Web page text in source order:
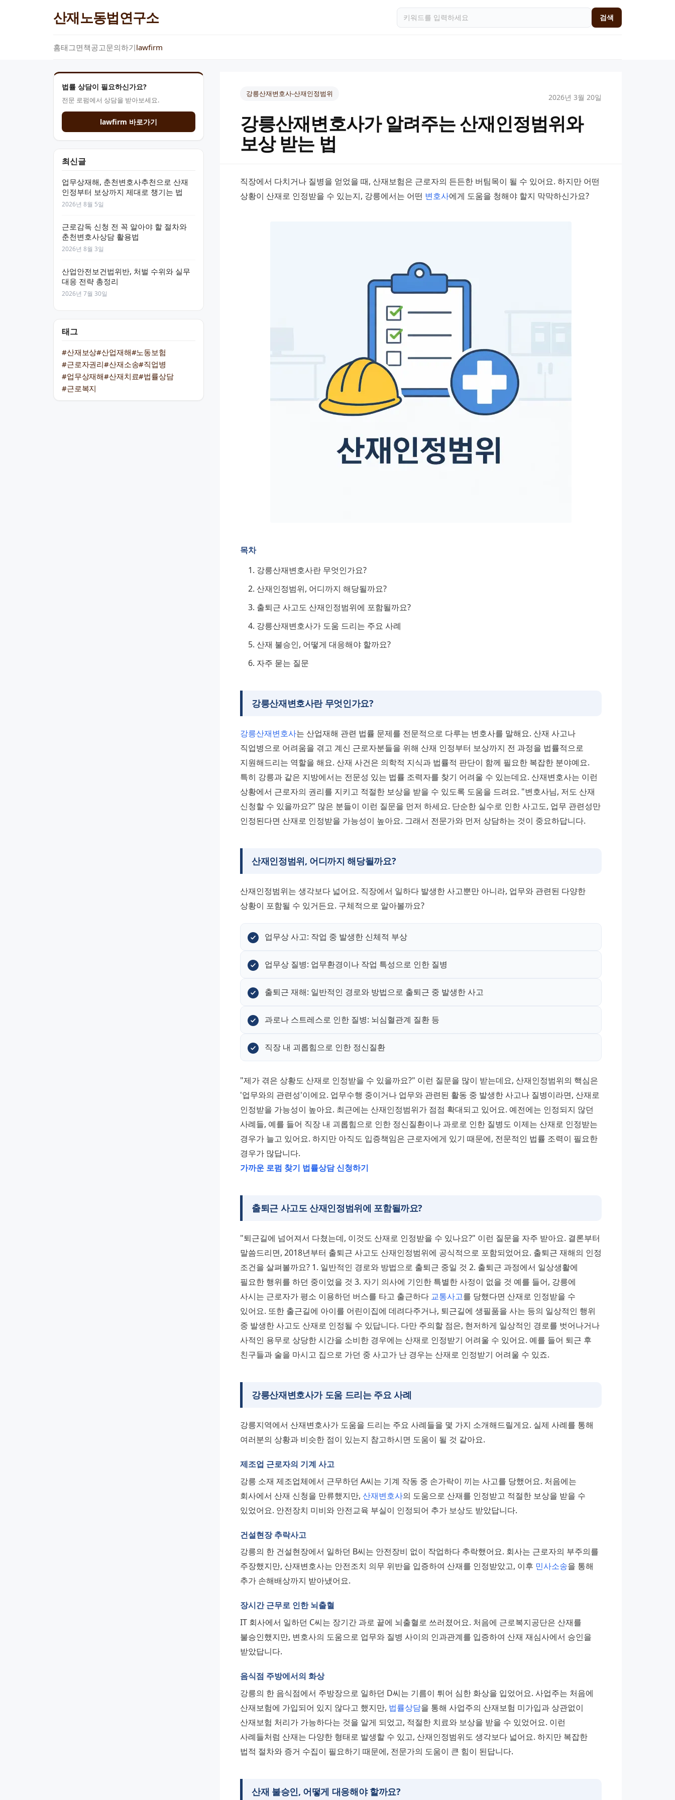
산재노동법연구소 검색
홈태그면책공고문의하기lawfirm
법률 상담이 필요하신가요?
전문 로펌에서 상담을 받아보세요.
lawfirm 바로가기
최신글
업무상재해, 춘천변호사추천으로 산재
인정부터 보상까지 제대로 챙기는 법
2026년 8월 5일
근로감독 신청 전 꼭 알아야 할 절차와
춘천변호사상담 활용법
2026년 8월 3일
산업안전보건법위반, 처벌 수위와 실무
대응 전략 총정리
2026년 7월 30일
태그
#산재보상#산업재해#노동보험
#근로자권리#산재소송#직업병
#업무상재해#산재치료#법률상담
#근로복지
강릉산재변호사-산재인정범위 2026년 3월 20일
강릉산재변호사가 알려주는 산재인정범위와
보상 받는 법
직장에서 다치거나 질병을 얻었을 때, 산재보험은 근로자의 든든한 버팀목이 될 수 있어요. 하지만 어떤
상황이 산재로 인정받을 수 있는지, 강릉에서는 어떤 변호사에게 도움을 청해야 할지 막막하신가요?
목차
강릉산재변호사란 무엇인가요?
산재인정범위, 어디까지 해당될까요?
출퇴근 사고도 산재인정범위에 포함될까요?
강릉산재변호사가 도움 드리는 주요 사례
산재 불승인, 어떻게 대응해야 할까요?
자주 묻는 질문
강릉산재변호사란 무엇인가요?
강릉산재변호사는 산업재해 관련 법률 문제를 전문적으로 다루는 변호사를 말해요. 산재 사고나
직업병으로 어려움을 겪고 계신 근로자분들을 위해 산재 인정부터 보상까지 전 과정을 법률적으로
지원해드리는 역할을 해요. 산재 사건은 의학적 지식과 법률적 판단이 함께 필요한 복잡한 분야예요.
특히 강릉과 같은 지방에서는 전문성 있는 법률 조력자를 찾기 어려울 수 있는데요. 산재변호사는 이런
상황에서 근로자의 권리를 지키고 적절한 보상을 받을 수 있도록 도움을 드려요. "변호사님, 저도 산재
신청할 수 있을까요?" 많은 분들이 이런 질문을 먼저 하세요. 단순한 실수로 인한 사고도, 업무 관련성만
인정된다면 산재로 인정받을 가능성이 높아요. 그래서 전문가와 먼저 상담하는 것이 중요하답니다.
산재인정범위, 어디까지 해당될까요?
산재인정범위는 생각보다 넓어요. 직장에서 일하다 발생한 사고뿐만 아니라, 업무와 관련된 다양한
상황이 포함될 수 있거든요. 구체적으로 알아볼까요?
업무상 사고: 작업 중 발생한 신체적 부상
업무상 질병: 업무환경이나 작업 특성으로 인한 질병
출퇴근 재해: 일반적인 경로와 방법으로 출퇴근 중 발생한 사고
과로나 스트레스로 인한 질병: 뇌심혈관계 질환 등
직장 내 괴롭힘으로 인한 정신질환
"제가 겪은 상황도 산재로 인정받을 수 있을까요?" 이런 질문을 많이 받는데요, 산재인정범위의 핵심은
'업무와의 관련성'이에요. 업무수행 중이거나 업무와 관련된 활동 중 발생한 사고나 질병이라면, 산재로
인정받을 가능성이 높아요. 최근에는 산재인정범위가 점점 확대되고 있어요. 예전에는 인정되지 않던
사례들, 예를 들어 직장 내 괴롭힘으로 인한 정신질환이나 과로로 인한 질병도 이제는 산재로 인정받는
경우가 늘고 있어요. 하지만 아직도 입증책임은 근로자에게 있기 때문에, 전문적인 법률 조력이 필요한
경우가 많답니다.
가까운 로펌 찾기 법률상담 신청하기
출퇴근 사고도 산재인정범위에 포함될까요?
"퇴근길에 넘어져서 다쳤는데, 이것도 산재로 인정받을 수 있나요?" 이런 질문을 자주 받아요. 결론부터
말씀드리면, 2018년부터 출퇴근 사고도 산재인정범위에 공식적으로 포함되었어요. 출퇴근 재해의 인정
조건을 살펴볼까요? 1. 일반적인 경로와 방법으로 출퇴근 중일 것 2. 출퇴근 과정에서 일상생활에
필요한 행위를 하던 중이었을 것 3. 자기 의사에 기인한 특별한 사정이 없을 것 예를 들어, 강릉에
사시는 근로자가 평소 이용하던 버스를 타고 출근하다 교통사고를 당했다면 산재로 인정받을 수
있어요. 또한 출근길에 아이를 어린이집에 데려다주거나, 퇴근길에 생필품을 사는 등의 일상적인 행위
중 발생한 사고도 산재로 인정될 수 있답니다. 다만 주의할 점은, 현저하게 일상적인 경로를 벗어나거나
사적인 용무로 상당한 시간을 소비한 경우에는 산재로 인정받기 어려울 수 있어요. 예를 들어 퇴근 후
친구들과 술을 마시고 집으로 가던 중 사고가 난 경우는 산재로 인정받기 어려울 수 있죠.
강릉산재변호사가 도움 드리는 주요 사례
강릉지역에서 산재변호사가 도움을 드리는 주요 사례들을 몇 가지 소개해드릴게요. 실제 사례를 통해
여러분의 상황과 비슷한 점이 있는지 참고하시면 도움이 될 것 같아요.
제조업 근로자의 기계 사고
강릉 소재 제조업체에서 근무하던 A씨는 기계 작동 중 손가락이 끼는 사고를 당했어요. 처음에는
회사에서 산재 신청을 만류했지만, 산재변호사의 도움으로 산재를 인정받고 적절한 보상을 받을 수
있었어요. 안전장치 미비와 안전교육 부실이 인정되어 추가 보상도 받았답니다.
건설현장 추락사고
강릉의 한 건설현장에서 일하던 B씨는 안전장비 없이 작업하다 추락했어요. 회사는 근로자의 부주의를
주장했지만, 산재변호사는 안전조치 의무 위반을 입증하여 산재를 인정받았고, 이후 민사소송을 통해
추가 손해배상까지 받아냈어요.
장시간 근무로 인한 뇌출혈
IT 회사에서 일하던 C씨는 장기간 과로 끝에 뇌출혈로 쓰러졌어요. 처음에 근로복지공단은 산재를
불승인했지만, 변호사의 도움으로 업무와 질병 사이의 인과관계를 입증하여 산재 재심사에서 승인을
받았답니다.
음식점 주방에서의 화상
강릉의 한 음식점에서 주방장으로 일하던 D씨는 기름이 튀어 심한 화상을 입었어요. 사업주는 처음에
산재보험에 가입되어 있지 않다고 했지만, 법률상담을 통해 사업주의 산재보험 미가입과 상관없이
산재보험 처리가 가능하다는 것을 알게 되었고, 적절한 치료와 보상을 받을 수 있었어요. 이런
사례들처럼 산재는 다양한 형태로 발생할 수 있고, 산재인정범위도 생각보다 넓어요. 하지만 복잡한
법적 절차와 증거 수집이 필요하기 때문에, 전문가의 도움이 큰 힘이 된답니다.
산재 불승인, 어떻게 대응해야 할까요?